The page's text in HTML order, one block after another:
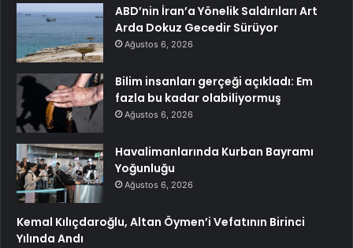
ABD’nin İran’a Yönelik Saldırıları Art
Arda Dokuz Gecedir Sürüyor
Ağustos 6, 2026
Bilim insanları gerçeği açıkladı: Em
fazla bu kadar olabiliyormuş
Ağustos 6, 2026
Havalimanlarında Kurban Bayramı
Yoğunluğu
Ağustos 6, 2026
Kemal Kılıçdaroğlu, Altan Öymen’i Vefatının Birinci
Yılında Andı